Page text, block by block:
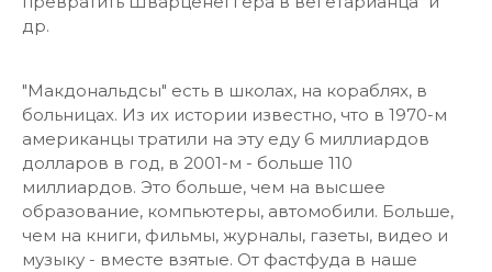
др.
"Макдональдсы" есть в школах, на кораблях, в
больницах. Из их истории известно, что в 1970-м
американцы тратили на эту еду 6 миллиардов
долларов в год, в 2001-м - больше 110
миллиардов. Это больше, чем на высшее
образование, компьютеры, автомобили. Больше,
чем на книги, фильмы, журналы, газеты, видео и
музыку - вместе взятые. От фастфуда в наше